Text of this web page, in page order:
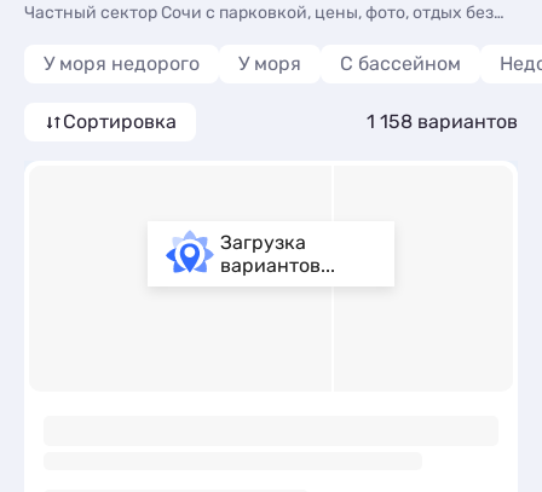
Частный сектор Сочи с парковкой, цены, фото, отдых без
У моря недорого У моря С бассейном
Сортировка 1 158 вариантов
Загрузка
вариантов...